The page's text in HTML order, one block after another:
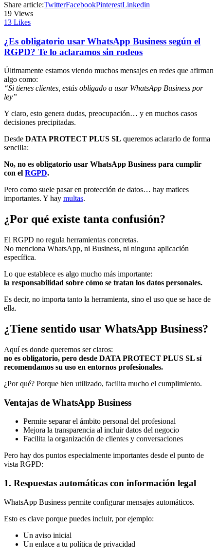
Share article:TwitterFacebookPinterestLinkedin
19 Views
13 Likes
¿Es obligatorio usar WhatsApp Business según el
RGPD? Te lo aclaramos sin rodeos
Últimamente estamos viendo muchos mensajes en redes que afirman
algo como:
“Si tienes clientes, estás obligado a usar WhatsApp Business por
ley”
Y claro, esto genera dudas, preocupación… y en muchos casos
decisiones precipitadas.
Desde DATA PROTECT PLUS SL queremos aclararlo de forma
sencilla:
No, no es obligatorio usar WhatsApp Business para cumplir
con el RGPD.
Pero como suele pasar en protección de datos… hay matices
importantes. Y hay multas.
¿Por qué existe tanta confusión?
El RGPD no regula herramientas concretas.
No menciona WhatsApp, ni Business, ni ninguna aplicación
específica.
Lo que establece es algo mucho más importante:
la responsabilidad sobre cómo se tratan los datos personales.
Es decir, no importa tanto la herramienta, sino el uso que se hace de
ella.
¿Tiene sentido usar WhatsApp Business?
Aquí es donde queremos ser claros:
no es obligatorio, pero desde DATA PROTECT PLUS SL sí
recomendamos su uso en entornos profesionales.
¿Por qué? Porque bien utilizado, facilita mucho el cumplimiento.
Ventajas de WhatsApp Business
Permite separar el ámbito personal del profesional
Mejora la transparencia al incluir datos del negocio
Facilita la organización de clientes y conversaciones
Pero hay dos puntos especialmente importantes desde el punto de
vista RGPD:
1. Respuestas automáticas con información legal
WhatsApp Business permite configurar mensajes automáticos.
Esto es clave porque puedes incluir, por ejemplo:
Un aviso inicial
Un enlace a tu política de privacidad